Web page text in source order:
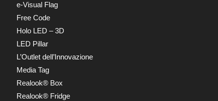
e-Visual Flag
Free Code
Holo LED – 3D
LED Pillar
L’Outlet dell’Innovazione
Media Tag
Realook® Box
Realook® Fridge